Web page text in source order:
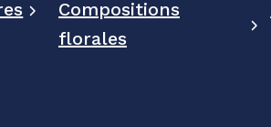
Compositions
florales